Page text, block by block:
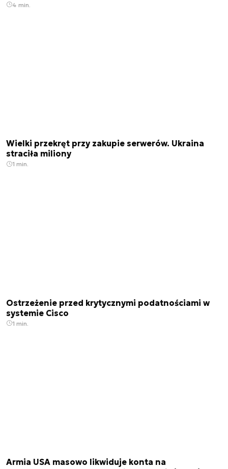
4 min.
Wielki przekręt przy zakupie serwerów. Ukraina
straciła miliony
1 min.
Ostrzeżenie przed krytycznymi podatnościami w
systemie Cisco
1 min.
Armia USA masowo likwiduje konta na